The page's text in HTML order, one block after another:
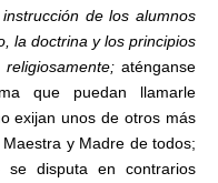
de los alumnos
la doctrina y los principios
aténganse
que puedan llamarle
exijan unos de otros más
y Madre de todos;
disputa en contrarios